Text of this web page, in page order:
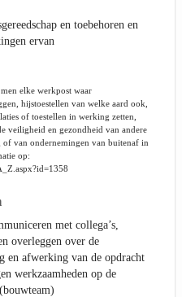
en toebehoren en
ervan
elke werkpost waar
hijstoestellen van welke aard ook,
of toestellen in werking zetten,
veiligheid en gezondheid van andere
of van ondernemingen van buitenaf in
op:
met collega’s,
overleggen over de
en afwerking van de opdracht
werkzaamheden op de